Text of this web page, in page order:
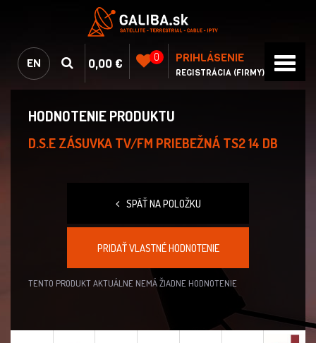
EN 0,00 € 0 PRIHLÁSENIE
REGISTRÁCIA (FIRMY)
HODNOTENIE PRODUKTU
D.S.E ZÁSUVKA TV/FM PRIEBEŽNÁ TS2 14 DB
SPÄŤ NA POLOŽKU
PRIDAŤ VLASTNÉ HODNOTENIE
TENTO PRODUKT AKTUÁLNE NEMÁ ŽIADNE HODNOTENIE